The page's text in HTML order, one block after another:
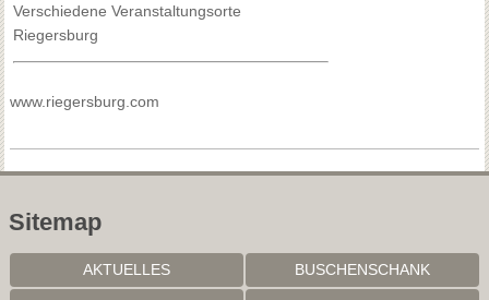
Verschiedene Veranstaltungsorte
Riegersburg
www.riegersburg.com
Sitemap
AKTUELLES BUSCHENSCHANK